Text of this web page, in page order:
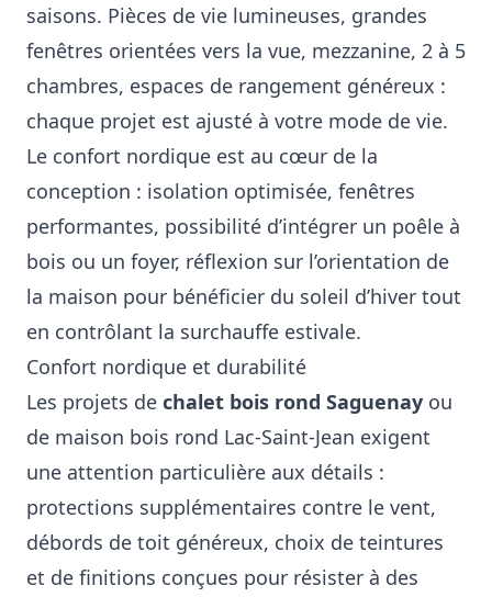
saisons. Pièces de vie lumineuses, grandes
fenêtres orientées vers la vue, mezzanine, 2 à 5
chambres, espaces de rangement généreux :
chaque projet est ajusté à votre mode de vie.
Le confort nordique est au cœur de la
conception : isolation optimisée, fenêtres
performantes, possibilité d’intégrer un poêle à
bois ou un foyer, réflexion sur l’orientation de
la maison pour bénéficier du soleil d’hiver tout
en contrôlant la surchauffe estivale.
Confort nordique et durabilité
Les projets de chalet bois rond Saguenay ou
de maison bois rond Lac-Saint-Jean exigent
une attention particulière aux détails :
protections supplémentaires contre le vent,
débords de toit généreux, choix de teintures
et de finitions conçues pour résister à des